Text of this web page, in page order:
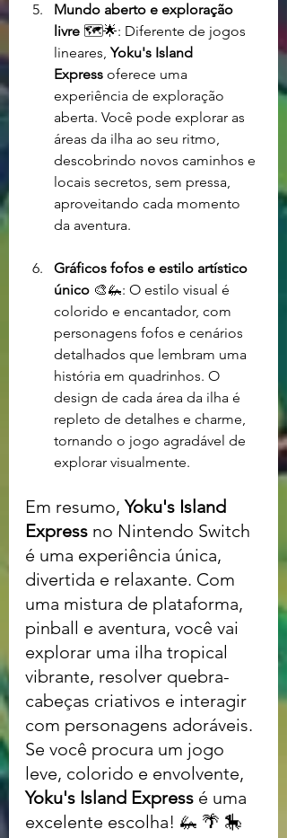
Mundo aberto e exploração
livre 🗺️🌟: Diferente de jogos
lineares, Yoku's Island
Express oferece uma
experiência de exploração
aberta. Você pode explorar as
áreas da ilha ao seu ritmo,
descobrindo novos caminhos e
locais secretos, sem pressa,
aproveitando cada momento
da aventura.
Gráficos fofos e estilo artístico
único 🎨🦗: O estilo visual é
colorido e encantador, com
personagens fofos e cenários
detalhados que lembram uma
história em quadrinhos. O
design de cada área da ilha é
repleto de detalhes e charme,
tornando o jogo agradável de
explorar visualmente.
Em resumo, Yoku's Island
Express no Nintendo Switch
é uma experiência única,
divertida e relaxante. Com
uma mistura de plataforma,
pinball e aventura, você vai
explorar uma ilha tropical
vibrante, resolver quebra-
cabeças criativos e interagir
com personagens adoráveis.
Se você procura um jogo
leve, colorido e envolvente,
Yoku's Island Express é uma
excelente escolha! 🦗 🌴 🎠